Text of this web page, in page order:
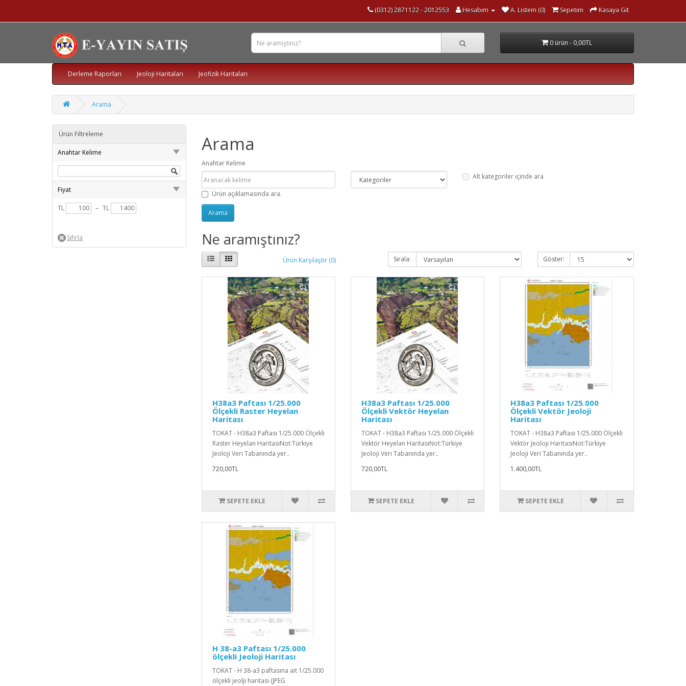
(0312) 2871122 - 2012553 Hesabım A. Listem (0) Sepetim Kasaya Git
0 ürün - 0,00TL
Derleme Raporları Jeoloji Haritaları Jeofizik Haritaları
Arama
Ürün Filtreleme
Anahtar Kelime
Fiyat
TL – TL
Arama
Anahtar Kelime
Alt kategoriler içinde ara
Ürün açıklamasında ara.
Ne aramıştınız?
Ürün Karşılaştır (0) Sırala: Göster:
H38a3 Paftası 1/25.000
Ölçekli Raster Heyelan
Haritası
TOKAT - H38a3 Paftası 1/25.000 Ölçekli
Raster Heyelan HaritasıNot:Türkiye
Jeoloji Veri Tabanında yer..
720,00TL
SEPETE EKLE
H38a3 Paftası 1/25.000
Ölçekli Vektör Heyelan
Haritası
TOKAT - H38a3 Paftası 1/25.000 Ölçekli
Vektör Heyelan HaritasıNot:Türkiye
Jeoloji Veri Tabanında yer..
720,00TL
SEPETE EKLE
H38a3 Paftası 1/25.000
Ölçekli Vektör Jeoloji
Haritası
TOKAT - H38a3 Paftası 1/25.000 Ölçekli
Vektör Jeoloji HaritasıNot:Türkiye
Jeoloji Veri Tabanında yer..
1.400,00TL
SEPETE EKLE
H 38-a3 Paftası 1/25.000
ölçekli Jeoloji Haritası
TOKAT - H 38-a3 paftasına ait 1/25.000
ölçekli jeolji haritası (JPEG